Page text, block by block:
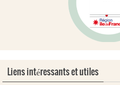
Liens intéressants et utiles